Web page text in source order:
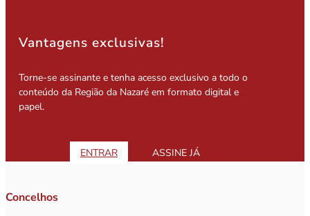
Vantagens exclusivas!
Torne-se assinante e tenha acesso exclusivo a todo o
conteúdo da Região da Nazaré em formato digital e
papel.
ENTRAR ASSINE JÁ
Concelhos